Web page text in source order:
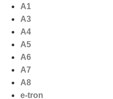
naar
inhoud
A1
A3
A4
A5
A6
A7
A8
e-tron